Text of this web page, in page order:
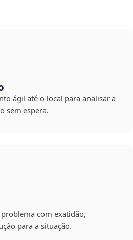
ágil até o local para analisar a
sem espera.
com exatidão,
para a situação.